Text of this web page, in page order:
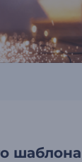
шаблона